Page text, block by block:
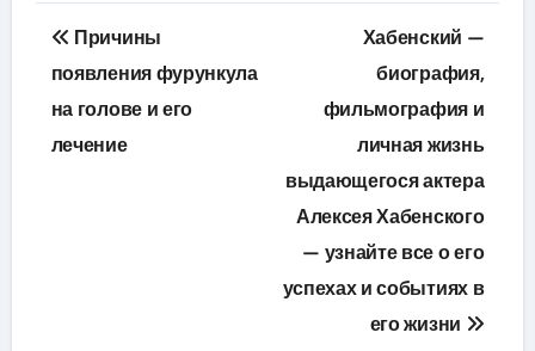
Навигация
по
записям
Причины
появления фурункула
на голове и его
лечение
Хабенский —
биография,
фильмография и
личная жизнь
выдающегося актера
Алексея Хабенского
— узнайте все о его
успехах и событиях в
его жизни